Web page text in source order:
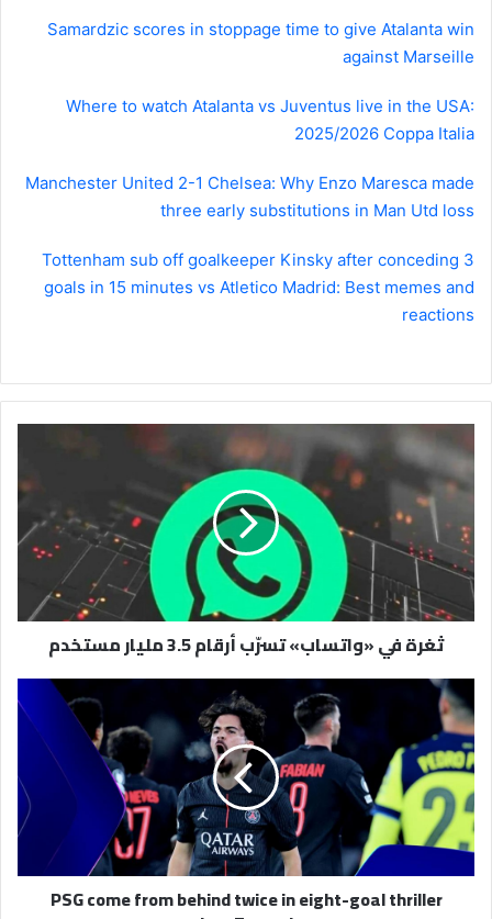
Samardzic scores in stoppage time to give Atalanta win
against Marseille
Where to watch Atalanta vs Juventus live in the USA:
2025/2026 Coppa Italia
Manchester United 2-1 Chelsea: Why Enzo Maresca made
three early substitutions in Man Utd loss
Tottenham sub off goalkeeper Kinsky after conceding 3
goals in 15 minutes vs Atletico Madrid: Best memes and
reactions
في
«واتساب»
تسرّب
أرقام
3.5
مليار
مستخدم
ثغرة في «واتساب» تسرّب أرقام 3.5 مليار مستخدم
PSG
come
from
behind
twice
in
eight-
goal
thriller
against
PSG come from behind twice in eight-goal thriller